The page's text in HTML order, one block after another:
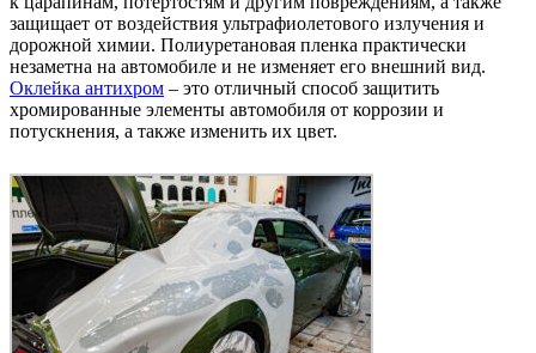
защищает от воздействия ультрафиолетового излучения и
дорожной химии. Полиуретановая пленка практически
незаметна на автомобиле и не изменяет его внешний вид.
Оклейка антихром – это отличный способ защитить
хромированные элементы автомобиля от коррозии и
потускнения, а также изменить их цвет.